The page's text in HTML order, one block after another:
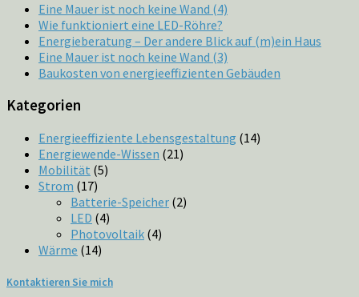
Eine Mauer ist noch keine Wand (4)
Wie funktioniert eine LED-Röhre?
Energieberatung – Der andere Blick auf (m)ein Haus
Eine Mauer ist noch keine Wand (3)
Baukosten von energieeffizienten Gebäuden
Kategorien
Energieeffiziente Lebensgestaltung (14)
Energiewende-Wissen (21)
Mobilität (5)
Strom (17)
Batterie-Speicher (2)
LED (4)
Photovoltaik (4)
Wärme (14)
Kontaktieren Sie mich